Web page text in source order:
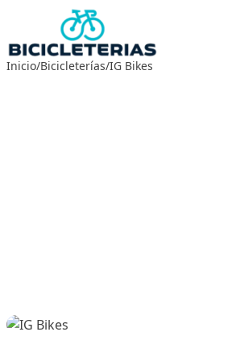
contenido
Inicio/Bicicleterías/IG Bikes